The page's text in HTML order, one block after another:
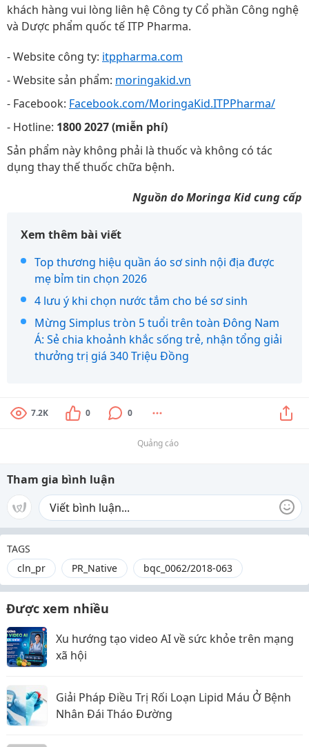
khách hàng vui lòng liên hệ Công ty Cổ phần Công nghệ
và Dược phẩm quốc tế ITP Pharma.
- Website công ty: itppharma.com
- Website sản phẩm: moringakid.vn
- Facebook: Facebook.com/MoringaKid.ITPPharma/
- Hotline: 1800 2027 (miễn phí)
Sản phẩm này không phải là thuốc và không có tác
dụng thay thế thuốc chữa bệnh.
Nguồn do Moringa Kid cung cấp
Xem thêm bài viết
Top thương hiệu quần áo sơ sinh nội địa được
mẹ bỉm tin chọn 2026
4 lưu ý khi chọn nước tắm cho bé sơ sinh
Mừng Simplus tròn 5 tuổi trên toàn Đông Nam
Á: Sẻ chia khoảnh khắc sống trẻ, nhận tổng giải
thưởng trị giá 340 Triệu Đồng
7.2K 0 0
Quảng cáo
Tham gia bình luận
TAGS
cln_pr
PR_Native bqc_0062/2018-063
Được xem nhiều
Xu hướng tạo video AI về sức khỏe trên mạng
xã hội
Giải Pháp Điều Trị Rối Loạn Lipid Máu Ở Bệnh
Nhân Đái Tháo Đường